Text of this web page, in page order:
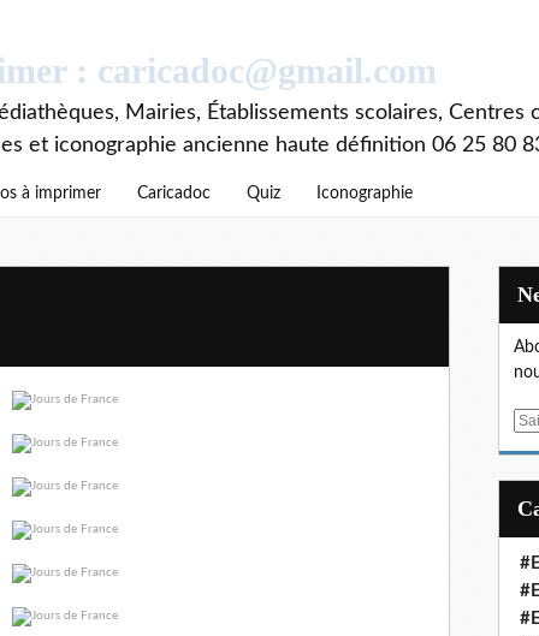
: caricadoc@gmail.com
Mairies, Établissements scolaires, Centres
et iconographie ancienne haute définition 06 25 80
à imprimer Caricadoc Quiz Iconographie
E